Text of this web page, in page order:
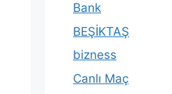
Bank
BEŞİKTAŞ
bizness
Canlı Maç